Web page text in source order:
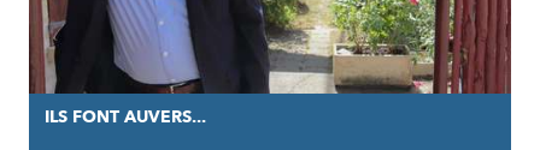
ILS FONT AUVERS...